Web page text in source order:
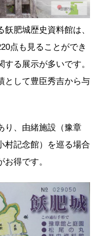
肥城歴史資料館は、
点も見ることができ
る展示が多いです。
として豊臣秀吉から与
り、由緒施設（豫章
村記念館）を巡る場合
得です。